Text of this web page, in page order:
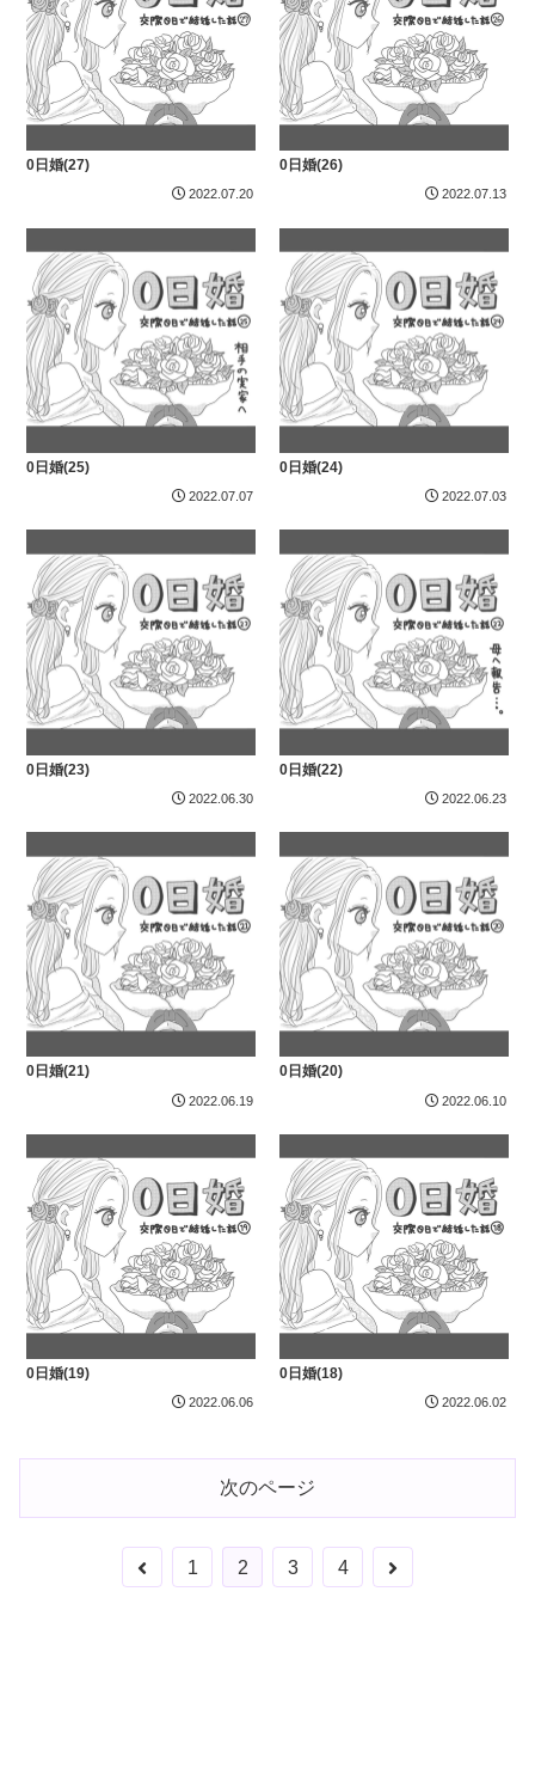
0日婚(27)
2022.07.20
0日婚(26)
2022.07.13
0日婚(25)
2022.07.07
0日婚(24)
2022.07.03
0日婚(23)
2022.06.30
0日婚(22)
2022.06.23
0日婚(21)
2022.06.19
0日婚(20)
2022.06.10
0日婚(19)
2022.06.06
0日婚(18)
2022.06.02
次のページ
前
1 2 3 4
次